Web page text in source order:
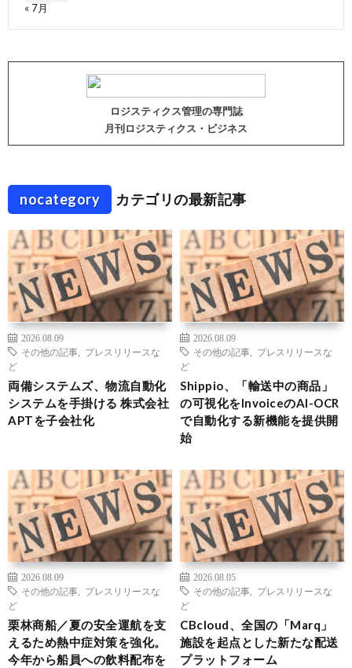
« 7月
ロジスティクス管理の専門誌
月刊ロジスティクス・ビジネス
nocategory カテゴリの最新記事
2026.08.09
その他の記事
プレスリリースな
ど
両備システムズ、物流自動化
システムを手掛ける 株式会社
APTを子会社化
2026.08.09
その他の記事
プレスリリースな
ど
Shippio、「輸送中の商品」
の可視化をInvoiceのAI-OCR
で自動化する新機能を提供開
始
2026.08.09
その他の記事
プレスリリースな
ど
栗林商船／夏の安全運航を支
えるため熱中症対策を強化。
今年から船員への飲料配布を
2026.08.05
その他の記事
プレスリリースな
ど
CBcloud、全国の「Marq」
施設を起点とした新たな配送
プラットフォーム